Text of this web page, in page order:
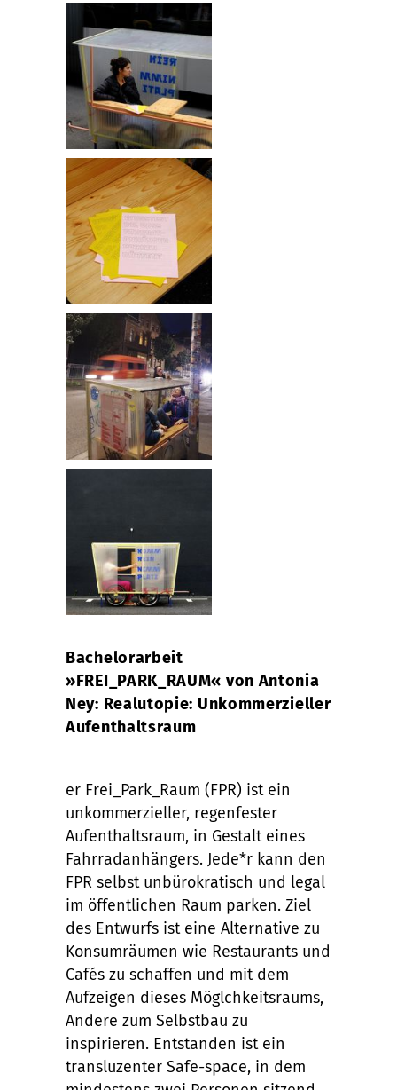
Bachelorarbeit
»FREI_PARK_RAUM« von Antonia
Ney: Realutopie: Unkommerzieller
Aufenthaltsraum
er Frei_Park_Raum (FPR) ist ein
unkommerzieller, regenfester
Aufenthaltsraum, in Gestalt eines
Fahrradanhängers. Jede*r kann den
FPR selbst unbürokratisch und legal
im öffentlichen Raum parken. Ziel
des Entwurfs ist eine Alternative zu
Konsumräumen wie Restaurants und
Cafés zu schaffen und mit dem
Aufzeigen dieses Möglchkeitsraums,
Andere zum Selbstbau zu
inspirieren. Entstanden ist ein
transluzenter Safe-space, in dem